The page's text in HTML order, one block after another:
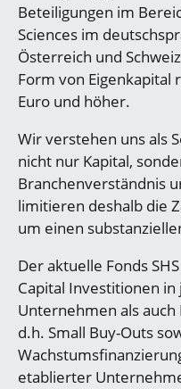
Beteiligungen im
Sciences im
Österreich und
Form von Eigenkapital
Euro und höher.
Wir verstehen uns als
nicht nur Kapital,
Branchenverständnis
limitieren deshalb die
um einen
Der aktuelle Fonds
Capital Investitionen
Unternehmen als
d.h. Small Buy-Outs
etablierter